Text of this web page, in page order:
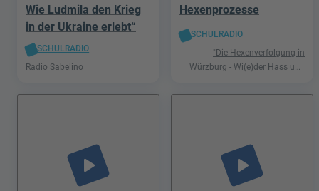
Wie Ludmila den Krieg
in der Ukraine erlebt“
SCHULRADIO
Radio Sabelino
Hexenprozesse
SCHULRADIO
"Die Hexenverfolgung in
Würzburg - Wi(e)der Hass und
play_arrow play_arrow